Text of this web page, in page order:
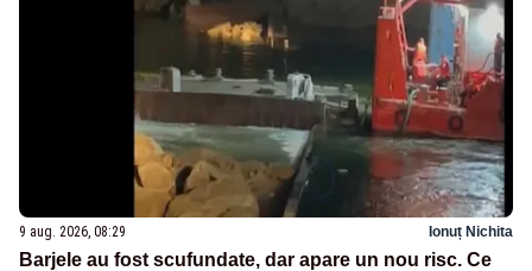
9 aug. 2026, 08:29 Ionuț Nichita
Barjele au fost scufundate, dar apare un nou risc. Ce